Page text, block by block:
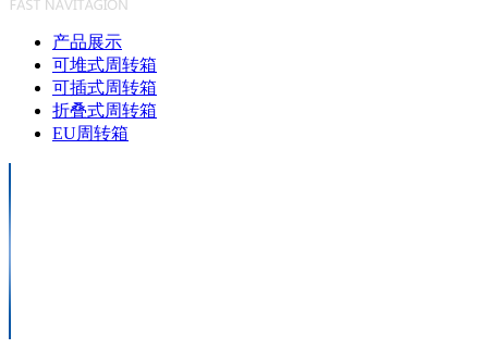
产品展示
可堆式周转箱
可插式周转箱
折叠式周转箱
EU周转箱